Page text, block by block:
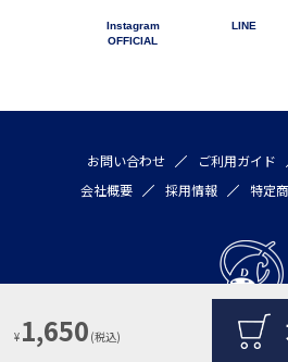
¥ 1,650 (税込)
Instagram
OFFICIAL
LINE
お問い合わせ ご利用ガイド
会社概要
採用情報 特定
Copyright © 2020 by DULTON COMPANY